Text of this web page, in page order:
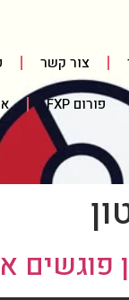
צור קשר
פורום FXP
פוגשים